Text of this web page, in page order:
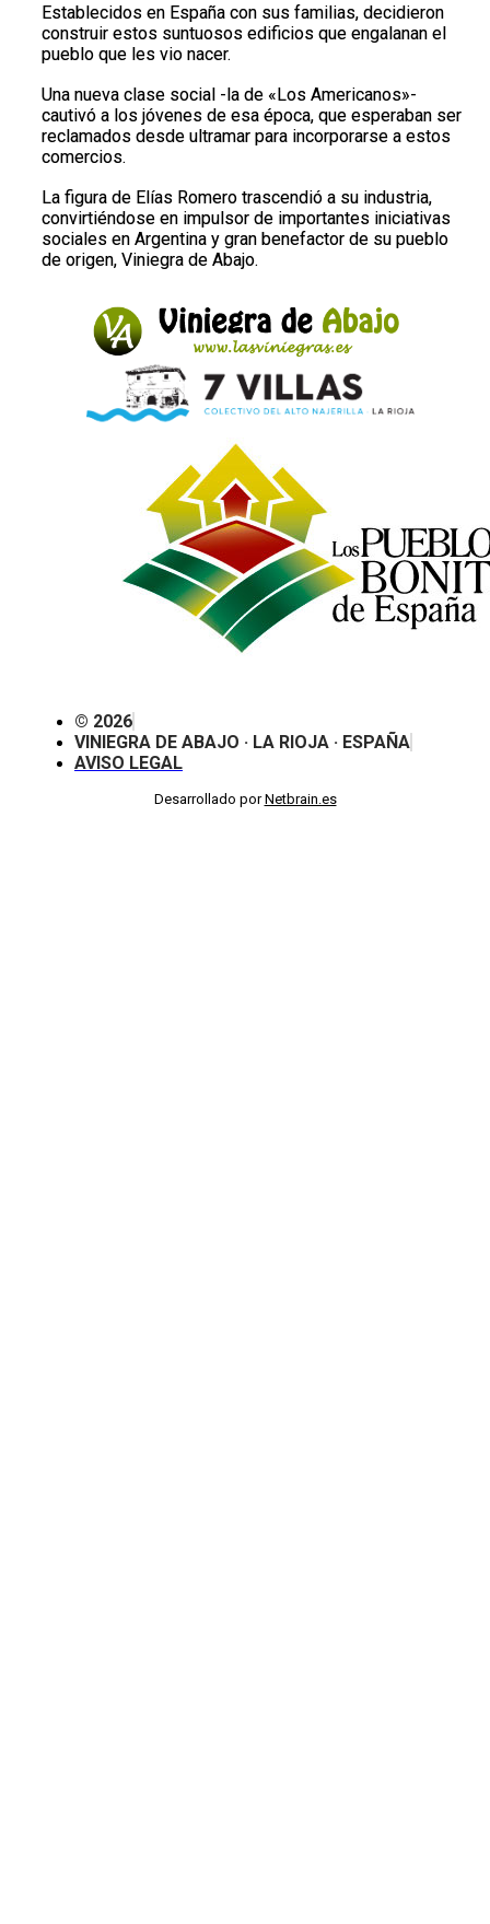
Establecidos en España con sus familias, decidieron
construir estos suntuosos edificios que engalanan el
pueblo que les vio nacer.
Una nueva clase social -la de «Los Americanos»-
cautivó a los jóvenes de esa época, que esperaban ser
reclamados desde ultramar para incorporarse a estos
comercios.
La figura de Elías Romero trascendió a su industria,
convirtiéndose en impulsor de importantes iniciativas
sociales en Argentina y gran benefactor de su pueblo
de origen, Viniegra de Abajo.
© 2026
VINIEGRA DE ABAJO · LA RIOJA · ESPAÑA
AVISO LEGAL
Desarrollado porNetbrain.es